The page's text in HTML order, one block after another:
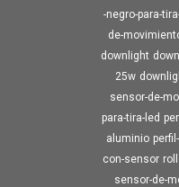
-negro-para-
de-
downlight
25w
sensor-de-
para-tira-led
aluminio
con-sensor
sensor-de-